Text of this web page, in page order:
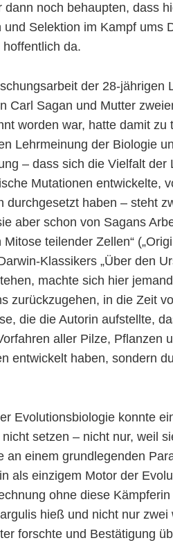
noch behaupten, dass
Selektion im Kampf ums
da.
der 28-jährigen
Carl Sagan und Mutter
worden war, hatte damit zu
Lehrmeinung der Biologie
– dass sich die Vielfalt der
Mutationen entwickelte,
durchgesetzt haben – steht
aber schon von Sagans
teilender Zellen“
Klassikers „Über den
machte sich hier
zurückzugehen, in die Zeit
die die Autorin aufstellte,
aller Pilze, Pflanzen
entwickelt haben, sondern
Evolutionsbiologie konnte
setzen – nicht nur, weil
an einem grundlegenden
als einzigem Motor der
ohne diese
hieß und nicht nur
forschte und Bestätigung